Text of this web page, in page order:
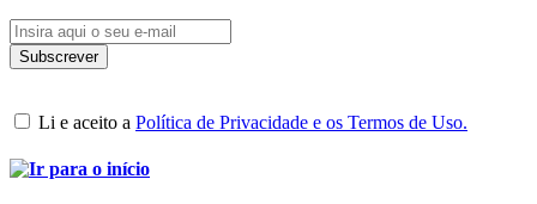
Li e aceito a Política de Privacidade e os Termos de Uso.